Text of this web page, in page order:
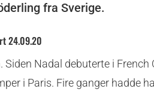
fra Sverige.
24.09.20
Siden Nadal debuterte i
i Paris. Fire ganger hadde